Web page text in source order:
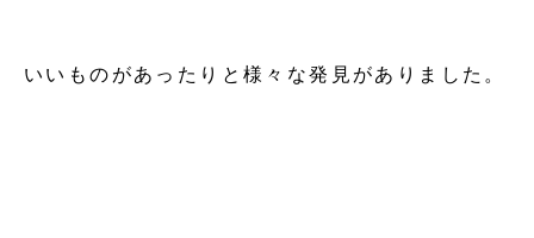
いいものがあったりと様々な発見がありました。